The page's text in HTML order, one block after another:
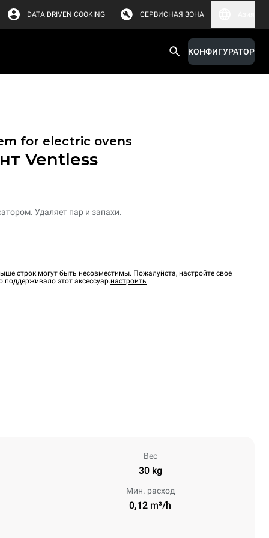
DATA DRIVEN COOKING СЕРВИСНАЯ ЗОНА
КОНФИГУРАТОР
for electric ovens
Ventless
Удаляет пар и запахи.
строк могут быть несовместимы. Пожалуйста, настройте свое
этот аксессуар.настроить
Вес
30 kg
Мин. расход
0,12 m³/h